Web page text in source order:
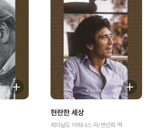
현란한 세상
레이날도 아레나스 저/변선희 역